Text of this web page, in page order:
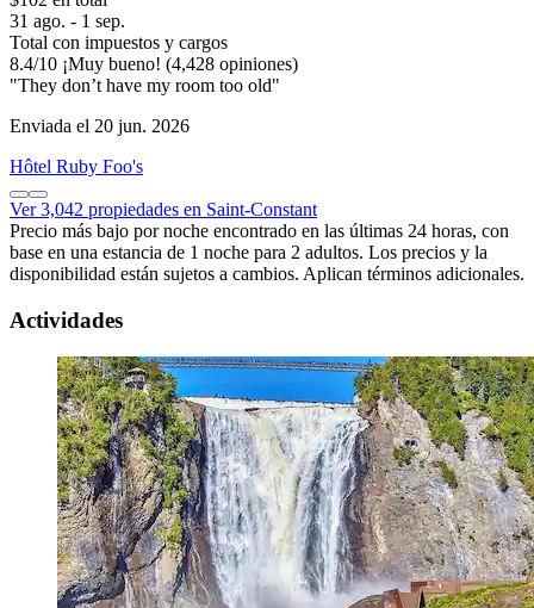
31 ago. - 1 sep.
Total con impuestos y cargos
8.4/10 ¡Muy bueno! (4,428 opiniones)
"They don’t have my room too old"
Enviada el 20 jun. 2026
Hôtel Ruby Foo's
Ver 3,042 propiedades en Saint-Constant
Precio más bajo por noche encontrado en las últimas 24 horas, con
base en una estancia de 1 noche para 2 adultos. Los precios y la
disponibilidad están sujetos a cambios. Aplican términos adicionales.
Actividades